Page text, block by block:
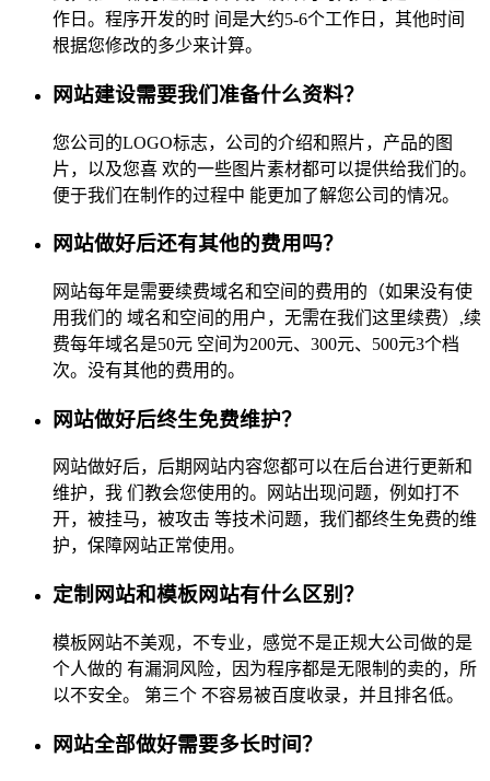
作日。程序开发的时 间是大约5-6个工作日，其他时间
根据您修改的多少来计算。
网站建设需要我们准备什么资料？
您公司的LOGO标志，公司的介绍和照片，产品的图
片，以及您喜 欢的一些图片素材都可以提供给我们的。
便于我们在制作的过程中 能更加了解您公司的情况。
网站做好后还有其他的费用吗？
网站每年是需要续费域名和空间的费用的（如果没有使
用我们的 域名和空间的用户，无需在我们这里续费）,续
费每年域名是50元 空间为200元、300元、500元3个档
次。没有其他的费用的。
网站做好后终生免费维护？
网站做好后，后期网站内容您都可以在后台进行更新和
维护，我 们教会您使用的。网站出现问题，例如打不
开，被挂马，被攻击 等技术问题，我们都终生免费的维
护，保障网站正常使用。
定制网站和模板网站有什么区别？
模板网站不美观，不专业，感觉不是正规大公司做的是
个人做的 有漏洞风险，因为程序都是无限制的卖的，所
以不安全。 第三个 不容易被百度收录，并且排名低。
网站全部做好需要多长时间？